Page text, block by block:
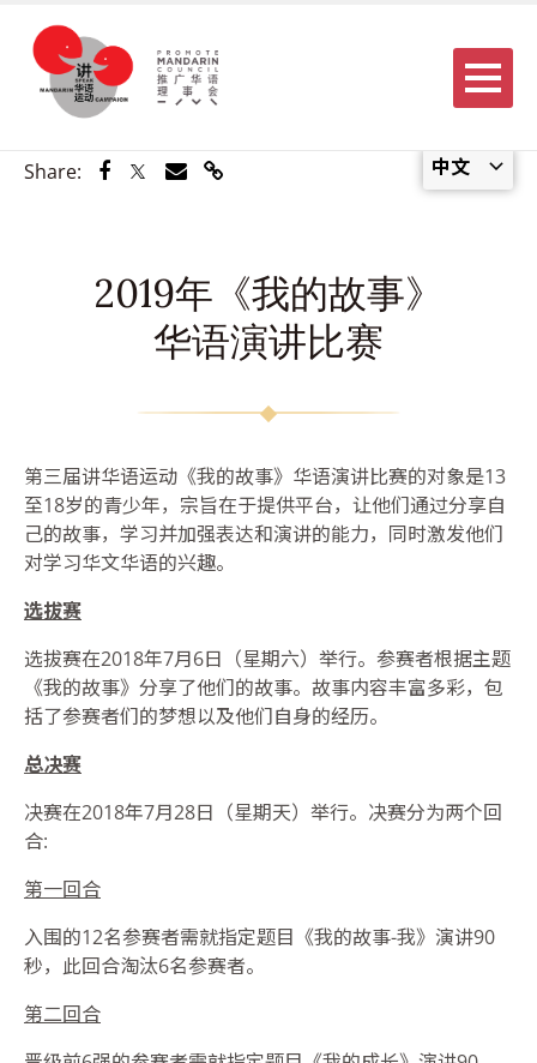
中文
Menu
Share: Share via Facebook
Share via Twitter
Share via Email
Share via Link
2019年《我的故事》
华语演讲比赛
第三届讲华语运动《我的故事》华语演讲比赛的对象是13
至18岁的青少年，宗旨在于提供平台，让他们通过分享自
己的故事，学习并加强表达和演讲的能力，同时激发他们
对学习华文华语的兴趣。
选拔赛
选拔赛在2018年7月6日（星期六）举行。参赛者根据主题
《我的故事》分享了他们的故事。故事内容丰富多彩，包
括了参赛者们的梦想以及他们自身的经历。
总决赛
决赛在2018年7月28日（星期天）举行。决赛分为两个回
合:
第一回合
入围的12名参赛者需就指定题目 《我的故事-我》 演讲90
秒，此回合淘汰6名参赛者。
第二回合